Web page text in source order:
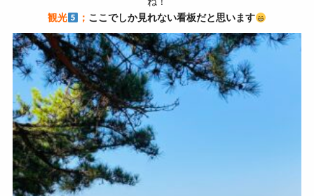
観光
； ここでしか見れない看板だと思います